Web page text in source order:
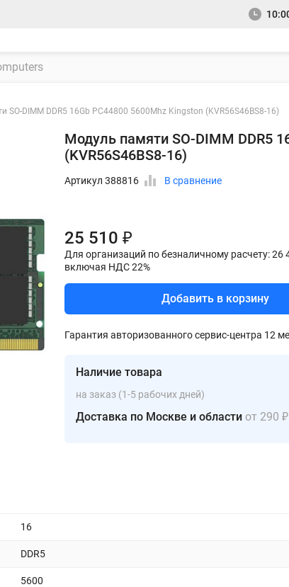
SO-DIMM DDR5 16Gb PC44800 5600Mhz Kingston (KVR56S46BS8-16)
Модуль памяти SO-DIMM DDR5
(KVR56S46BS8-16)
Артикул 388816 В сравнение
25 510 ₽
Для организаций по безналичному расчету: 26
включая НДС 22%
Добавить в корзину
Гарантия авторизованного сервис-центра 12
Наличие товара
на заказ (1-5 рабочих дней)
Доставка по Москве и областиот 290 ₽
16
DDR5
5600